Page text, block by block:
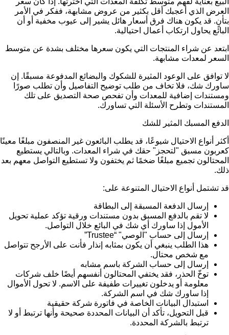
العرض الذي أعجبك أقل بكثير من عروض مشابهة، ففكر في الأمر
بتأنٍ. قد يكون هناك فرق أسعار هائل يشير إلى عيوب مخفية أو أن
البائع يحاول ارتكاب أعمال احتيالية.
ابتعد عن شراء المنتجات التي يكون سعرها مختلف بشدة عن متوسط
السعر لمعدات مشابهة.
لا توافق على الوعود المثيرة للشكوك والبضائع المدفوعة مسبقًا. إن
ساورك شك، فلا تخاف من طلب توضيح التفاصيل وأن تطلب صورًا
ومستندات إضافية للمعدات وأن تفحص صحة التصديق على تلك
المستندات وتطرح الأسئلة التي تساورك.
الدفع المسبك المثير للشك
أكثر أنواع الاحتيال شيوعًا، قد يطلب البائعون غير المنصفون مبلغًا معينًا
كعربون مسبق "لتحجز" حقك في شراء المعدات. وبالتالي يستطيع
المحتالون تجميع مبلغًا ضخمًا ثم يختفون ولا تستطيع التواصل معهم بعد
ذلك.
قد تشتمل أنواع الاحتيال المتنوعة على:
إرسال الدفعة المسبقة إلى البطاقة
لا تقم بالدفع المسبق بدون مستندات ورقية تؤكد عملية تحويل
الأمول إذا ساورك أي شك في البائع خلال التواصل.
إرسال إلى حساب "الوصي" “Trustee”
هذا الطلب ينبغي أن يكون بمثابه إنذار فأنت على الأرجح تتواصل
مع شخص محتال.
إرسال إلى حساب الشركة باسم مشابه
توخّ الحذر، فقد يختفي المحتالون أنفسهم أيضًا خلف شركات
معلومة أو يدخلون تغييرات طفيفة على الاسم. لا تحول الأموال
إذا ساورك شك في اسم الشركة.
استبدال البيانات الخاصة في فاتورة شركة حقيقية
قبل التحويل، تأكد أن البيانات المحددة صحيحة وأنها ترتبط أو لا
ترتبط بالشركة المحددة.